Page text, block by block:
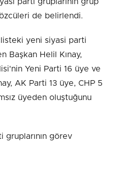
de belirlendi.
yeni siyasi parti
Başkan Helil Kınay,
Yeni Parti 16 üye ve
AK Parti 13 üye, CHP 5
üyeden oluştuğunu
gruplarının görev